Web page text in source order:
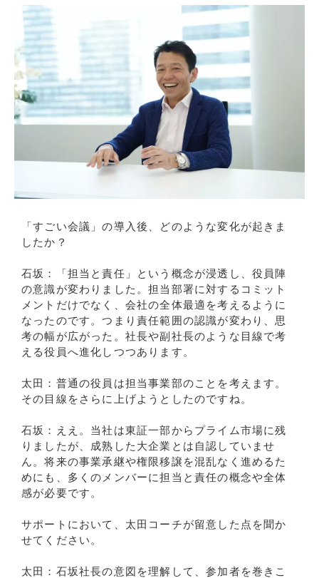
「すごい会議」の導入後、どのような変化が起きま
したか？
石坂：「担当と責任」という概念が浸透し、役員陣
の意識が変わりました。担当部署に対するコミット
メントだけでなく、会社の全体最適を考えるように
なったのです。つまり責任範囲の認識が変わり、思
考の幅が広がった。社長や副社長のような目線で考
える役員へ進化しつつあります。
太田：普通の役員は担当事業部のことを考えます。
その目線をさらに上げようとしたのですね。
石坂：ええ。当社は東証一部からプライム市場に残
りましたが、成熟した大企業とは自認していませ
ん。将来の事業承継や権限移譲を混乱なく進めるた
めにも、多くのメンバーに担当と責任の概念や全体
感が必要です。
サポートにおいて、太田コーチが留意した点を聞か
せてください。
太田：石坂社長の意図を理解して、参加者を巻きこ